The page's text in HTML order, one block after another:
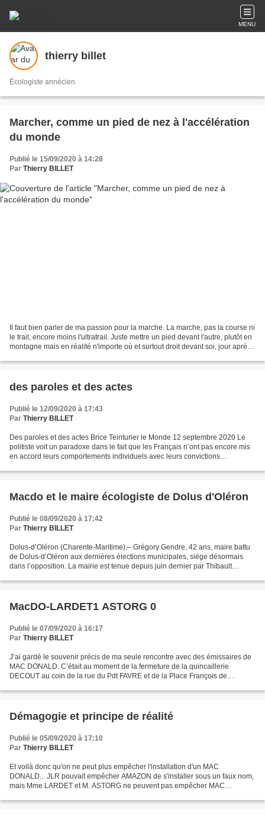
MENU
thierry billet
Écologiste annécien
Marcher, comme un pied de nez à l'accélération
du monde
Publié le 15/09/2020 à 14:28
Par Thierry BILLET
Il faut bien parler de ma passion pour la marche. La marche, pas la course ni
le trail, encore moins l'ultratrail. Juste mettre un pied devant l'autre, plutôt en
montagne mais en réalité n'importe où et surtout droit devant soi, jour après
des paroles et des actes
Publié le 12/09/2020 à 17:43
Par Thierry BILLET
Des paroles et des actes Brice Teinturier le Monde 12 septembre 2020 Le
politiste voit un paradoxe dans le fait que les Français n’ont pas encore mis
en accord leurs comportements individuels avec leurs convictions
Macdo et le maire écologiste de Dolus d'Oléron
Publié le 08/09/2020 à 17:42
Par Thierry BILLET
Dolus-d’Oléron (Charente-Maritime).– Grégory Gendre, 42 ans, maire battu
de Dolus-d’Oléron aux dernières élections municipales, siège désormais
dans l’opposition. La mairie est tenue depuis juin dernier par Thibault
MacDO-LARDET1 ASTORG 0
Publié le 07/09/2020 à 16:17
Par Thierry BILLET
J’ai gardé le souvenir précis de ma seule rencontre avec des émissaires de
MAC DONALD. C’était au moment de la fermeture de la quincaillerie
DECOUT au coin de la rue du Pdt FAVRE et de la Place François de
Démagogie et principe de réalité
Publié le 05/09/2020 à 17:10
Par Thierry BILLET
Et voilà donc qu'on ne peut plus empêcher l'installation d'un MAC
DONALD... JLR pouvait empêcher AMAZON de s'installer sous un faux nom,
mais Mme LARDET et M. ASTORG ne peuvent pas empêcher MAC